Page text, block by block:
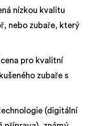
nízkou kvalitu
nebo zubaře, který
pro kvalitní
zubaře s
(digitální